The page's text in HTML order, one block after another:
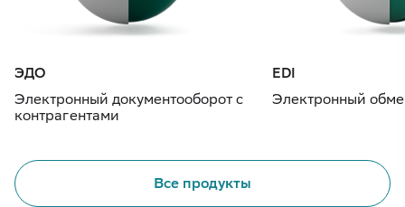
ЭДО
Электронный документооборот с
контрагентами
EDI
Электронный
Все продукты